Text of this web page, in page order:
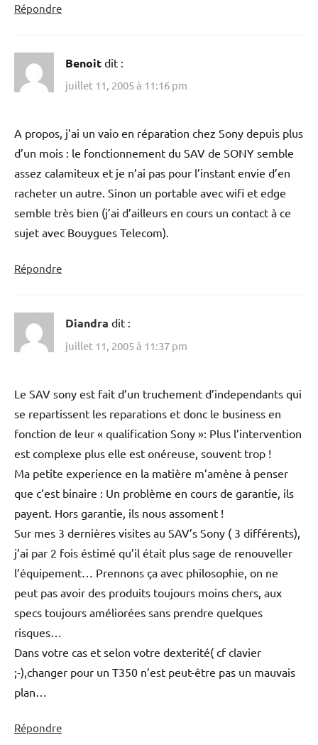
Répondre
Benoit dit :
juillet 11, 2005 à 11:16 pm
A propos, j’ai un vaio en réparation chez Sony depuis plus
d’un mois : le fonctionnement du SAV de SONY semble
assez calamiteux et je n’ai pas pour l’instant envie d’en
racheter un autre. Sinon un portable avec wifi et edge
semble très bien (j’ai d’ailleurs en cours un contact à ce
sujet avec Bouygues Telecom).
Répondre
Diandra dit :
juillet 11, 2005 à 11:37 pm
Le SAV sony est fait d’un truchement d’independants qui
se repartissent les reparations et donc le business en
fonction de leur « qualification Sony »: Plus l’intervention
est complexe plus elle est onéreuse, souvent trop !
Ma petite experience en la matière m’amène à penser
que c’est binaire : Un problème en cours de garantie, ils
payent. Hors garantie, ils nous assoment !
Sur mes 3 dernières visites au SAV’s Sony ( 3 différents),
j’ai par 2 fois éstimé qu’il était plus sage de renouveller
l’équipement… Prennons ça avec philosophie, on ne
peut pas avoir des produits toujours moins chers, aux
specs toujours améliorées sans prendre quelques
risques…
Dans votre cas et selon votre dexterité( cf clavier
;-),changer pour un T350 n’est peut-être pas un mauvais
plan…
Répondre